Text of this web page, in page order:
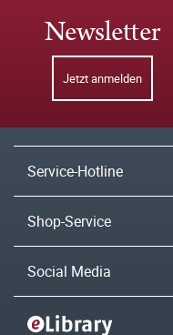
Newsletter
Jetzt anmelden
Service-Hotline
Shop-Service
Social Media